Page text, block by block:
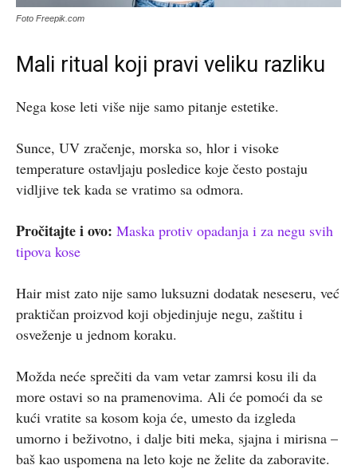
Foto Freepik.com
Mali ritual koji pravi veliku razliku
Nega kose leti više nije samo pitanje estetike.
Sunce, UV zračenje, morska so, hlor i visoke
temperature ostavljaju posledice koje često postaju
vidljive tek kada se vratimo sa odmora.
Pročitajte i ovo: Maska protiv opadanja i za negu svih
tipova kose
Hair mist zato nije samo luksuzni dodatak neseseru, već
praktičan proizvod koji objedinjuje negu, zaštitu i
osveženje u jednom koraku.
Možda neće sprečiti da vam vetar zamrsi kosu ili da
more ostavi so na pramenovima. Ali će pomoći da se
kući vratite sa kosom koja će, umesto da izgleda
umorno i beživotno, i dalje biti meka, sjajna i mirisna –
baš kao uspomena na leto koje ne želite da zaboravite.